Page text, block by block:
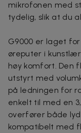
mikrofonen med
tydelig, slik at du
G9000 er laget
øreputer i
høy komfort. Den
utstyrt med
på ledningen for
enkelt til med en
overfører både
kompatibelt med